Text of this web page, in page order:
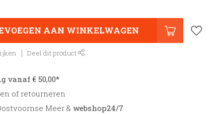
AAN WINKELWAGEN
Deel dit product
vanaf € 50,00*
of retourneren
Meer &webshop24/7